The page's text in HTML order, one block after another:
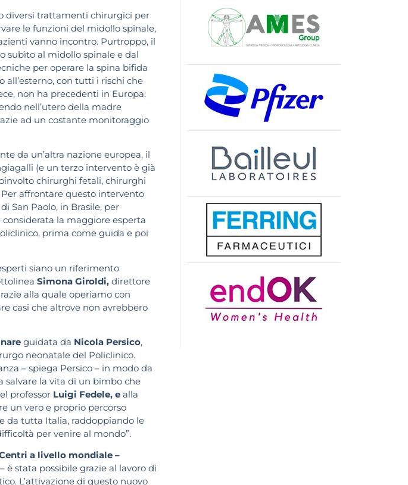
diversi trattamenti chirurgici per
le funzioni del midollo spinale,
vanno incontro. Purtroppo, il
subìto al midollo spinale e dal
per operare la spina bifida
con tutti i rischi che
non ha precedenti in Europa:
nell’utero della madre
ad un costante monitoraggio
da un’altra nazione europea, il
(e un terzo intervento è già
chirurghi fetali, chirurghi
affrontare questo intervento
San Paolo, in Brasile, per
la maggiore esperta
prima come guida e poi
siano un riferimento
Simona Giroldi, direttore
alla quale operiamo con
casi che altrove non avrebbero
guidata da Nicola Persico,
neonatale del Policlinico.
– spiega Persico – in modo da
la vita di un bimbo che
professor Luigi Fedele, e alla
un vero e proprio percorso
da tutta Italia, raddoppiando le
per venire al mondo”.
a livello mondiale –
stata possibile grazie al lavoro di
L’attivazione di questo nuovo